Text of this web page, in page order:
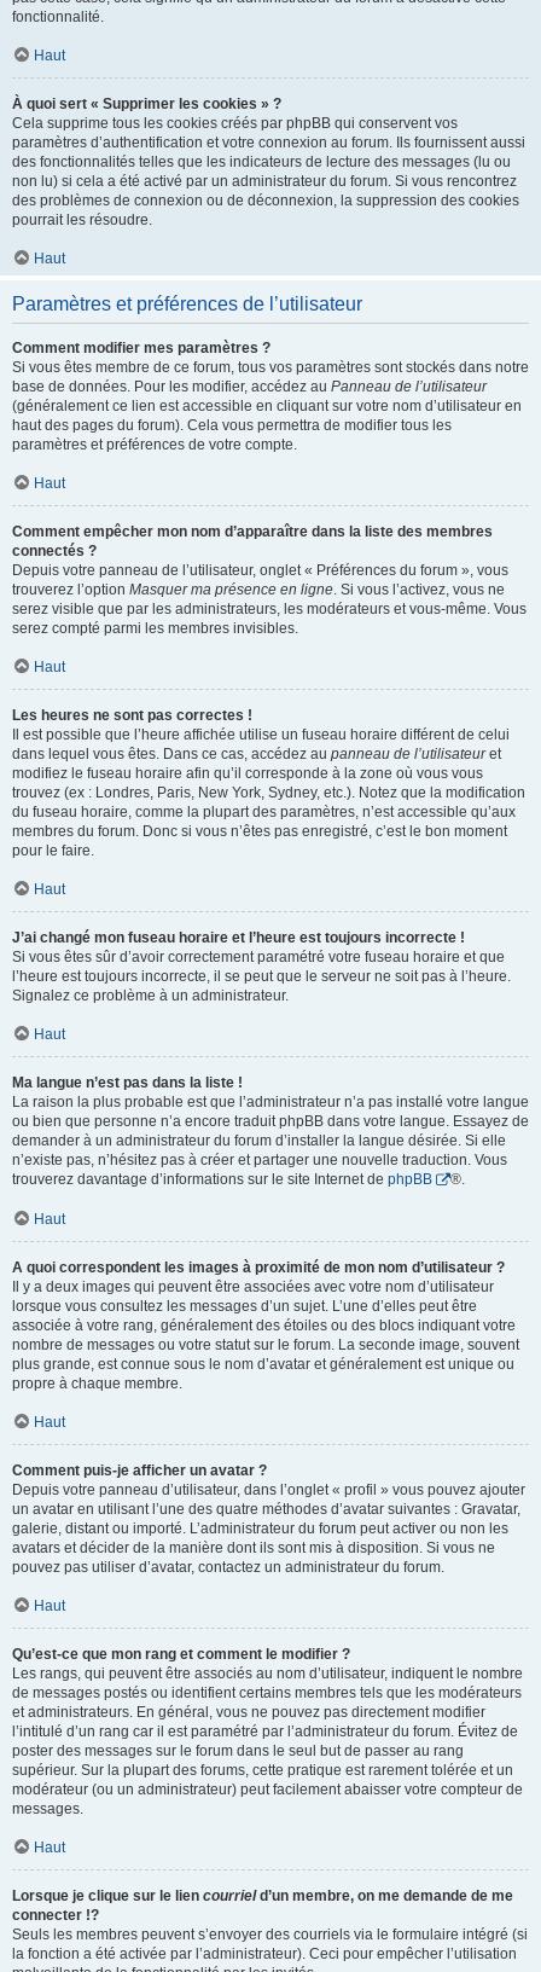
fonctionnalité.
Haut
À quoi sert « Supprimer les cookies » ?
Cela supprime tous les cookies créés par phpBB qui conservent vos
paramètres d’authentification et votre connexion au forum. Ils fournissent aussi
des fonctionnalités telles que les indicateurs de lecture des messages (lu ou
non lu) si cela a été activé par un administrateur du forum. Si vous rencontrez
des problèmes de connexion ou de déconnexion, la suppression des cookies
pourrait les résoudre.
Haut
Paramètres et préférences de l’utilisateur
Comment modifier mes paramètres ?
Si vous êtes membre de ce forum, tous vos paramètres sont stockés dans notre
base de données. Pour les modifier, accédez au Panneau de l’utilisateur
(généralement ce lien est accessible en cliquant sur votre nom d’utilisateur en
haut des pages du forum). Cela vous permettra de modifier tous les
paramètres et préférences de votre compte.
Haut
Comment empêcher mon nom d’apparaître dans la liste des membres
connectés ?
Depuis votre panneau de l’utilisateur, onglet « Préférences du forum », vous
trouverez l’option Masquer ma présence en ligne. Si vous l’activez, vous ne
serez visible que par les administrateurs, les modérateurs et vous-même. Vous
serez compté parmi les membres invisibles.
Haut
Les heures ne sont pas correctes !
Il est possible que l’heure affichée utilise un fuseau horaire différent de celui
dans lequel vous êtes. Dans ce cas, accédez au panneau de l’utilisateuret
modifiez le fuseau horaire afin qu’il corresponde à la zone où vous vous
trouvez (ex : Londres, Paris, New York, Sydney, etc.). Notez que la modification
du fuseau horaire, comme la plupart des paramètres, n’est accessible qu’aux
membres du forum. Donc si vous n’êtes pas enregistré, c’est le bon moment
pour le faire.
Haut
J’ai changé mon fuseau horaire et l’heure est toujours incorrecte !
Si vous êtes sûr d’avoir correctement paramétré votre fuseau horaire et que
l’heure est toujours incorrecte, il se peut que le serveur ne soit pas à l’heure.
Signalez ce problème à un administrateur.
Haut
Ma langue n’est pas dans la liste !
La raison la plus probable est que l’administrateur n’a pas installé votre langue
ou bien que personne n’a encore traduit phpBB dans votre langue. Essayez de
demander à un administrateur du forum d’installer la langue désirée. Si elle
n’existe pas, n’hésitez pas à créer et partager une nouvelle traduction. Vous
trouverez davantage d’informations sur le site Internet de phpBB ®.
Haut
A quoi correspondent les images à proximité de mon nom d’utilisateur ?
Il y a deux images qui peuvent être associées avec votre nom d’utilisateur
lorsque vous consultez les messages d’un sujet. L’une d’elles peut être
associée à votre rang, généralement des étoiles ou des blocs indiquant votre
nombre de messages ou votre statut sur le forum. La seconde image, souvent
plus grande, est connue sous le nom d’avatar et généralement est unique ou
propre à chaque membre.
Haut
Comment puis-je afficher un avatar ?
Depuis votre panneau d’utilisateur, dans l’onglet « profil » vous pouvez ajouter
un avatar en utilisant l’une des quatre méthodes d’avatar suivantes : Gravatar,
galerie, distant ou importé. L’administrateur du forum peut activer ou non les
avatars et décider de la manière dont ils sont mis à disposition. Si vous ne
pouvez pas utiliser d’avatar, contactez un administrateur du forum.
Haut
Qu’est-ce que mon rang et comment le modifier ?
Les rangs, qui peuvent être associés au nom d’utilisateur, indiquent le nombre
de messages postés ou identifient certains membres tels que les modérateurs
et administrateurs. En général, vous ne pouvez pas directement modifier
l’intitulé d’un rang car il est paramétré par l’administrateur du forum. Évitez de
poster des messages sur le forum dans le seul but de passer au rang
supérieur. Sur la plupart des forums, cette pratique est rarement tolérée et un
modérateur (ou un administrateur) peut facilement abaisser votre compteur de
messages.
Haut
Lorsque je clique sur le lien courrield’un membre, on me demande de me
connecter !?
Seuls les membres peuvent s’envoyer des courriels via le formulaire intégré (si
la fonction a été activée par l’administrateur). Ceci pour empêcher l’utilisation